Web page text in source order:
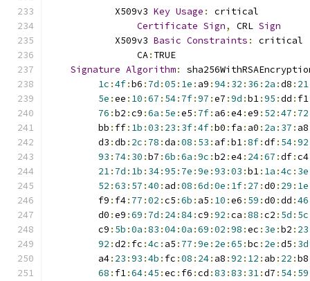
            X509v3
Key Usage :
critical
Certificate Sign, CRL Sign
            X509v3
Basic Constraints :
critical
                CA
: TRUE
Signature Algorithm:
1c :4f:b6 : 7d :05 : 1e : a9 :94: 32 : 36 : 2a :d8 : 21
5e :ee : 10 :67 : 54: 7f:97 :e7 :9d :b1:95 :dd : f1
76 :b2 :c9 :6a : 5e :e5 : 7f: a6 :e4:e9 : 52 :47 : 72
         bb
: ff: 1b :03 : 23 : 3f:4f:b0 : fa : a0 : 2a : 37 : a8
         d3
:db : 2c : 78 :da :08 : 53 : af:b1:8f:df: 54:92
93 : 74: 30 :b7 :6b :6a :9c :b2 :e4: 24:67 :df:c4
21: 7d : 1b : 34:95 : 7e :9e :93 :03 :b1: 1a :4c : 3e
52 :63 : 57 :40 : ad :08 :6d :0e : 1f: 27 :d0 : 29 : 1e
         f9
: f4: 77 :02 :c5 :6b : a5 : 10 :e6 : 59 :d0 :dd :46
         d0
:e9 :69 : 7d : 24:84:c9 :92 :ca :88 :c2 : 5d : 5c
         c9
: 5b :0a :83 :04:0a :69 :02 :98 :ec : 3e :b2 : 23
92 :d2 : fc :4c : a5 : 77 :9e : 2e :65 :bc : 2e :d5 : 3d
         a4
: 23 :93 :4b : fc :08 : 24: a8 :92 : 12 : ab : 22 :b8
68 : f1:64:45 :ec : f6 :cd :83 :83 : 31:d7 : 54: 59